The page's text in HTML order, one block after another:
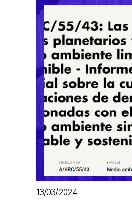
13/03/2024